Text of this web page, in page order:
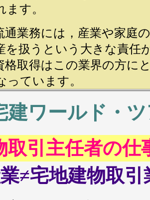
ます。
業務には，産業や家庭
を扱うという大きな責任
格取得はこの業界の方に
っています。
建ワールド・
取引主任者の仕
≠宅地建物取引